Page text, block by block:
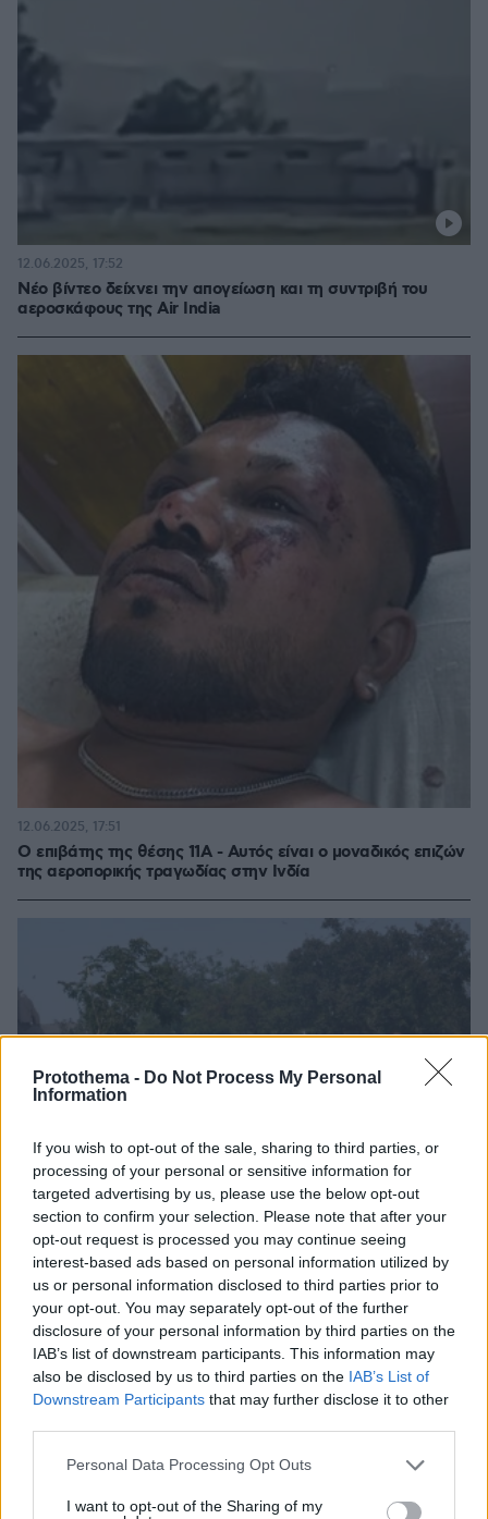
Protothema - Do Not Process My Personal
Information
If you wish to opt-out of the sale, sharing to third parties, or
processing of your personal or sensitive information for
targeted advertising by us, please use the below opt-out
section to confirm your selection. Please note that after your
opt-out request is processed you may continue seeing
interest-based ads based on personal information utilized by
us or personal information disclosed to third parties prior to
your opt-out. You may separately opt-out of the further
disclosure of your personal information by third parties on the
IAB’s list of downstream participants. This information may
also be disclosed by us to third parties on the IAB’s List of
Downstream Participants that may further disclose it to other
Please note that this website/app uses one or more Google
not limited to your visit or usage behaviour. You may click to
Personal Data Processing Opt Outs
I want to opt-out of the Sharing of my
Νέο βίντεο δείχνει την απογείωση και τη συντριβή του
αεροσκάφους της Air India
12.06.2025, 17:52
Ο επιβάτης της θέσης 11Α - Αυτός είναι ο μοναδικός επιζών
της αεροπορικής τραγωδίας στην Ινδία
12.06.2025, 17:51
αεροσκάφους στην Ινδία «βλέπουν» οι ειδικοί - Είναι το
πρώτο Boeing 787 Dreamliner που πέφτει στα 14 χρόνια που
12.06.2025, 14:40